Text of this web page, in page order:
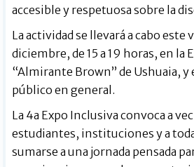
accesible y respetuosa sobre la
La actividad se llevará a cabo este
diciembre, de 15 a 19 horas, en la
“Almirante Brown” de Ushuaia, y
público en general.
La 4a Expo Inclusiva convoca a
estudiantes, instituciones y a
sumarse a una jornada pensada